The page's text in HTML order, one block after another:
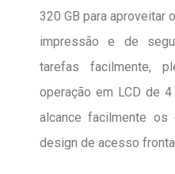
320 GB para aproveitar
impressão e de
tarefas facilmente,
operação em LCD de 4
alcance facilmente os
design de acesso